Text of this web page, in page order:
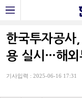
한국투자공
용 실시…해외
기사입력 : 2025-06-16 17:31